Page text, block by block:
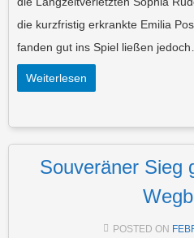
die kurzfristig erkrankte Emilia
fanden gut ins Spiel ließen
Weiterlesen
Souveräner Sieg
POSTED ON